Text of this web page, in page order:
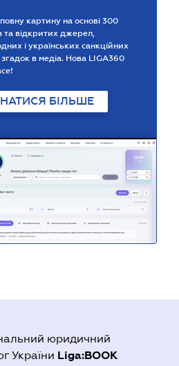
картину на основі 300
та відкритих джерел,
і українських санкційних
згадок в медіа. Нова LIGA360
БІЛЬШЕ
юридичний
України Liga:BOOK